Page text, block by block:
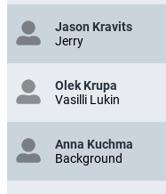
Jason Kravits
Jerry
Olek Krupa
Vasilli Lukin
Anna Kuchma
Background